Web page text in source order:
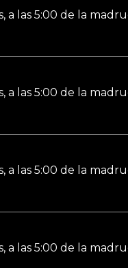
las 5:00 de la
las 5:00 de la
las 5:00 de la
las 5:00 de la